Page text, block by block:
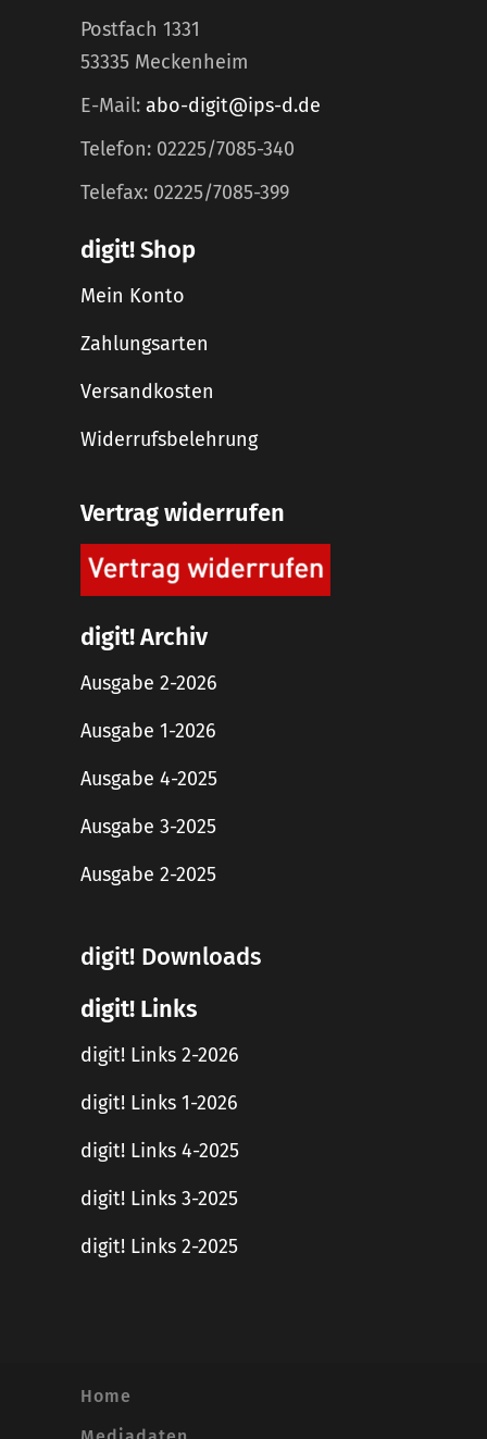
Postfach 1331
53335 Meckenheim
E-Mail: abo-digit@ips-d.de
Telefon: 02225/7085-340
Telefax: 02225/7085-399
digit! Shop
Mein Konto
Zahlungsarten
Versandkosten
Widerrufsbelehrung
Vertrag widerrufen
digit! Archiv
Ausgabe 2-2026
Ausgabe 1-2026
Ausgabe 4-2025
Ausgabe 3-2025
Ausgabe 2-2025
digit! Downloads
digit! Links
digit! Links 2-2026
digit! Links 1-2026
digit! Links 4-2025
digit! Links 3-2025
digit! Links 2-2025
Home